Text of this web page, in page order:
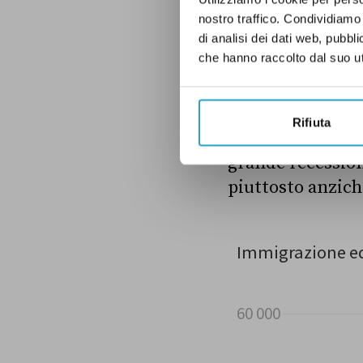
nostro traffico.
di analisi dei dati web,
che hanno raccolto dal suo
Rifiuta
persone: la
che hanno
di 32 mila
risultatoè stato
Hatzidakis. Il
grande
piuttosto